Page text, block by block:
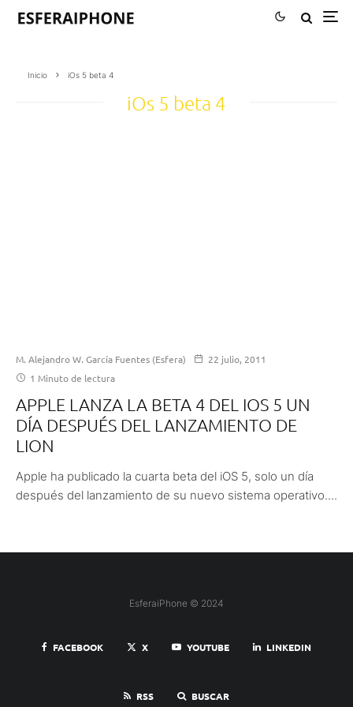
Inicio iOs 5 beta 4
iOs 5 beta 4
M. Alejandro W. García Fuentes (Esfera)
22 julio, 2011
1 Minuto de lectura
APPLE LANZA LA BETA 4 DEL IOS 5 UN
DÍA DESPUÉS DEL LANZAMIENTO DE
LION
Apple ha publicado la cuarta beta del iOS 5, solo un día
después del lanzamiento de su nuevo sistema operativo....
EsferaiPhone © 2024
FACEBOOK X YOUTUBE LINKEDIN
RSS BUSCAR